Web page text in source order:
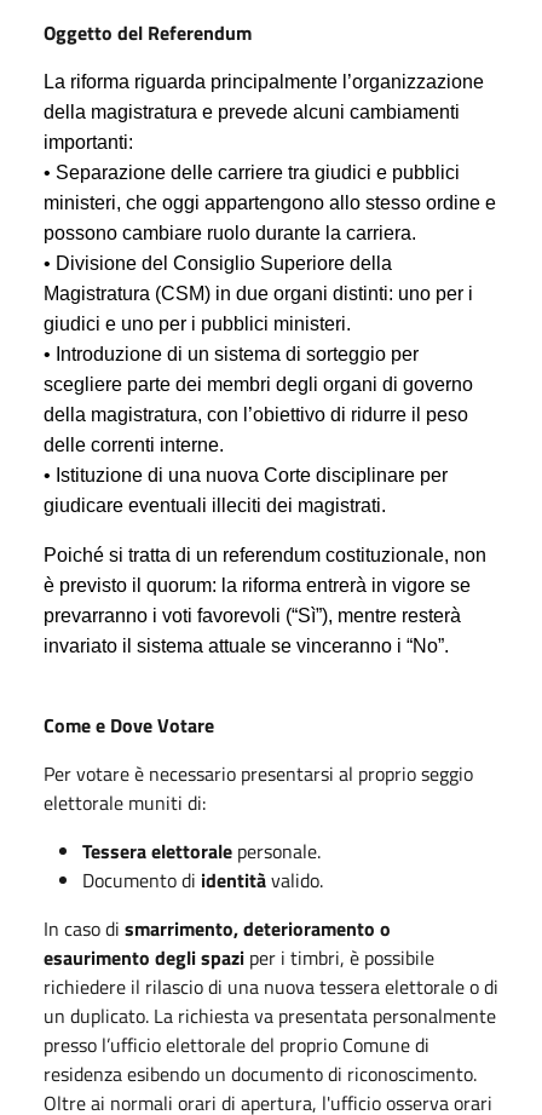
Oggetto del Referendum
La riforma riguarda principalmente l’organizzazione
della magistratura e prevede alcuni cambiamenti
importanti:
• Separazione delle carriere tra giudici e pubblici
ministeri, che oggi appartengono allo stesso ordine e
possono cambiare ruolo durante la carriera.
• Divisione del Consiglio Superiore della
Magistratura (CSM) in due organi distinti: uno per i
giudici e uno per i pubblici ministeri.
• Introduzione di un sistema di sorteggio per
scegliere parte dei membri degli organi di governo
della magistratura, con l’obiettivo di ridurre il peso
delle correnti interne.
• Istituzione di una nuova Corte disciplinare per
giudicare eventuali illeciti dei magistrati.
Poiché si tratta di un referendum costituzionale, non
è previsto il quorum: la riforma entrerà in vigore se
prevarranno i voti favorevoli (“Sì”), mentre resterà
invariato il sistema attuale se vinceranno i “No”.
Come e Dove Votare
Per votare è necessario presentarsi al proprio seggio
elettorale muniti di:
Tessera elettorale personale.
Documento di identitàvalido.
In caso di smarrimento, deterioramento o
esaurimento degli spazi per i timbri, è possibile
richiedere il rilascio di una nuova tessera elettorale o di
un duplicato. La richiesta va presentata personalmente
presso l’ufficio elettorale del proprio Comune di
residenza esibendo un documento di riconoscimento.
Oltre ai normali orari di apertura, l'ufficio osserva orari